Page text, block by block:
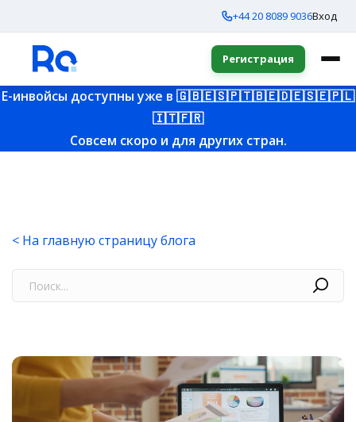
+44 20 8089 9036Вход
Регистрация
E-инвойсы доступны уже в 🇬🇧🇪🇸🇵🇹🇧🇪🇩🇪🇸🇪🇵🇱
🇮🇹🇫🇷
Совсем скоро и для других стран.
< На главную страницу блога